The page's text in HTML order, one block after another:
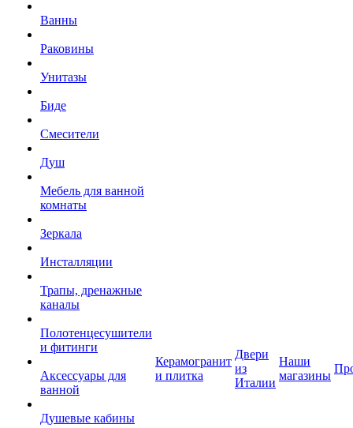
Ванны
Раковины
Унитазы
Биде
Смесители
Душ
Мебель для ванной
комнаты
Зеркала
Инсталляции
Трапы, дренажные
каналы
Полотенцесушители
и фитинги
Аксессуары для
ванной
Душевые кабины
Керамогранит
и плитка
Двери
из
Италии
Наши
магазины